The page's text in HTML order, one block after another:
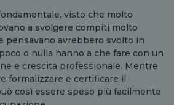
visto che molto
a svolgere compiti molto
pensavano avrebbero svolto in
o nulla hanno a che fare con un
e crescita professionale. Mentre
formalizzare e certificare il
così essere speso più facilmente